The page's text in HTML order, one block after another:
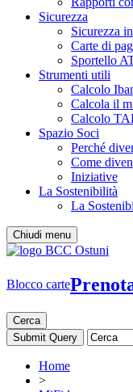
Sicurezza
Sicurezza
Carte di
Sportello
Strumenti utili
Calcolo
Calcola il
Calcolo
Spazio Soci
Perché
Come
Iniziative
La Sostenibilità
La
Chiudi menu
Blocco carte
Cerca
Home
>